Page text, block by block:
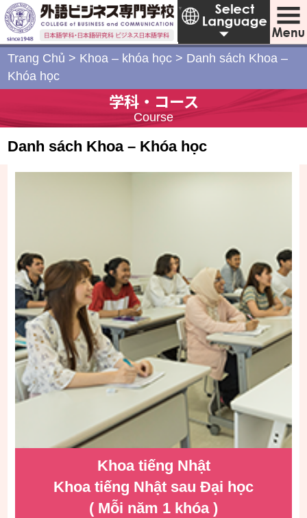
Trang Chủ > Khoa – khóa học > Danh sách Khoa –
Khóa học
学科・コース
Course
Danh sách Khoa – Khóa học
Khoa tiếng Nhật
Khoa tiếng Nhật sau Đại học
( Mỗi năm 1 khóa )
Japanese
▼